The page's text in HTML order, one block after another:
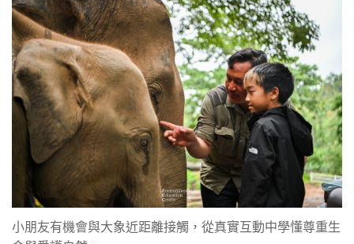
小朋友有機會與大象近距離接觸，從真實互動中學懂尊重生